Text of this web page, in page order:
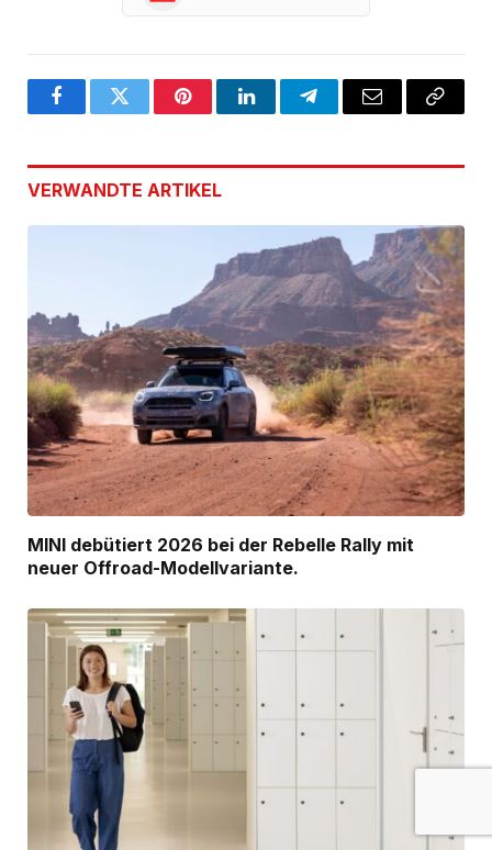
FacebookTwitter PinterestLinkedInTelegramEmail
Copy
VERWANDTE ARTIKEL
MINI debütiert 2026 bei der Rebelle Rally mit
neuer Offroad-Modellvariante.